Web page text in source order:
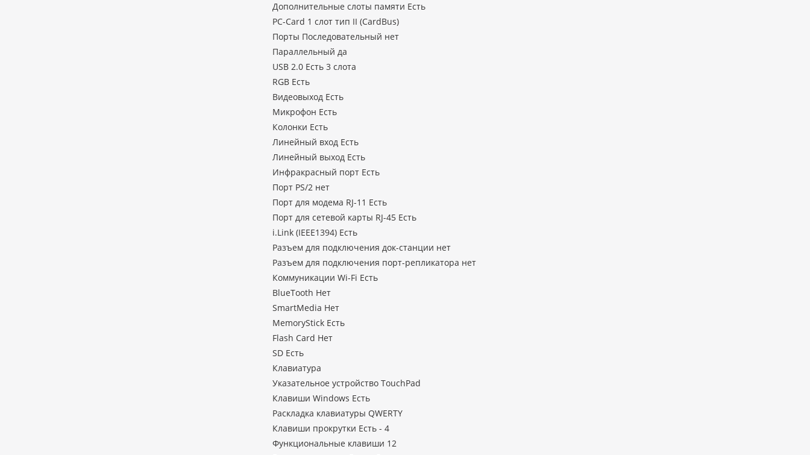
Дополнительные слоты памяти Есть
PC-Card 1 слот тип II (CardBus)
Порты Последовательный нет
Параллельный да
USB 2.0 Есть 3 слота
RGB Есть
Видеовыход Есть
Микрофон Есть
Колонки Есть
Линейный вход Есть
Линейный выход Есть
Инфракрасный порт Есть
Порт PS/2 нет
Порт для модема RJ-11 Есть
Порт для сетевой карты RJ-45 Есть
i.Link (IEEE1394) Есть
Разъем для подключения док-станции нет
Разъем для подключения порт-репликатора нет
Коммуникации Wi-Fi Есть
BlueTooth Нет
SmartMedia Нет
MemoryStick Есть
Flash Card Нет
SD Есть
Клавиатура
Указательное устройство TouchPad
Клавиши Windows Есть
Раскладка клавиатуры QWERTY
Клавиши прокрутки Есть - 4
Функциональные клавиши 12